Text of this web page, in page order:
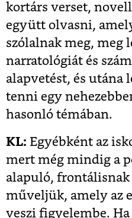
kortárs verset,
együtt olvasni,
szólalnak meg, meg
narratológiát és
alapvetést, és utána
tenni egy
hasonló témában.
KL: Egyébként az
mert még mindig a
alapuló, frontálisnak
műveljük, amely az
veszi figyelembe.